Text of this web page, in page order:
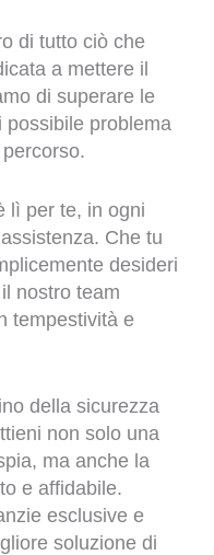
di tutto ciò che
a mettere il
di superare le
possibile problema
lì per te, in ogni
Che tu
desideri
nostro team
tempestività e
della sicurezza
non solo una
ma anche la
e affidabile.
esclusive e
soluzione di